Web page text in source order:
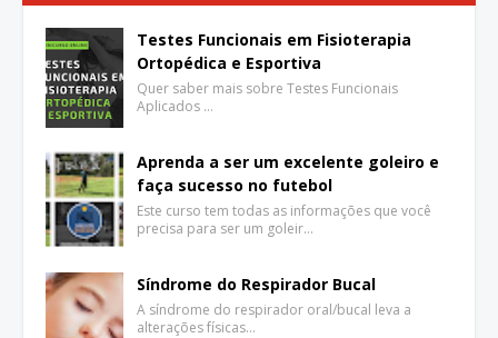
Testes Funcionais em Fisioterapia
Ortopédica e Esportiva
Quer saber mais sobre Testes Funcionais
Aplicados …
Aprenda a ser um excelente goleiro e
faça sucesso no futebol
Este curso tem todas as informações que você
precisa para ser um goleir…
Síndrome do Respirador Bucal
A síndrome do respirador oral/bucal leva a
alterações físicas…